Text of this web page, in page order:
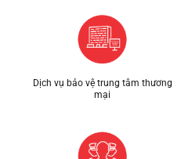
Dịch vụ bảo vệ trung tâm thương
mại